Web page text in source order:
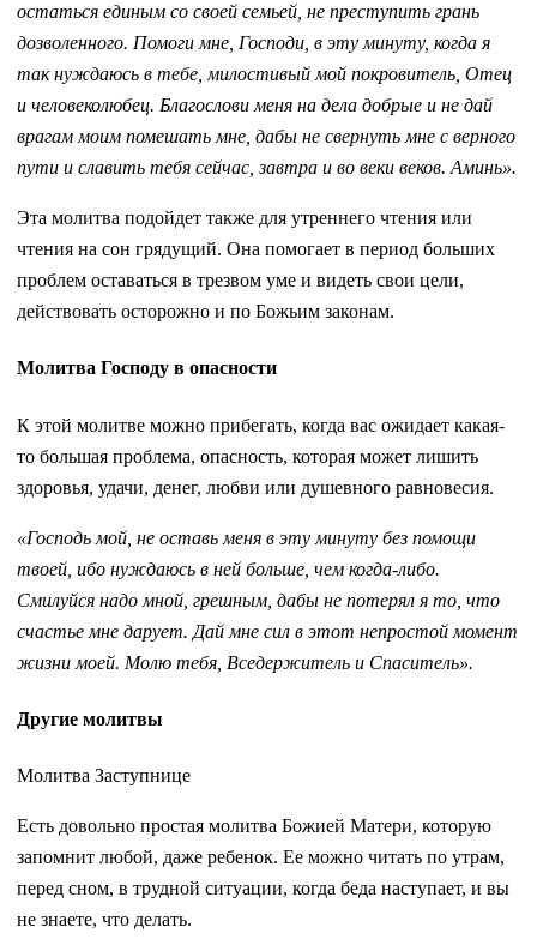
остаться единым со своей семьей, не преступить грань
дозволенного. Помоги мне, Господи, в эту минуту, когда я
так нуждаюсь в тебе, милостивый мой покровитель, Отец
и человеколюбец. Благослови меня на дела добрые и не дай
врагам моим помешать мне, дабы не свернуть мне с верного
пути и славить тебя сейчас, завтра и во веки веков. Аминь».
Эта молитва подойдет также для утреннего чтения или
чтения на сон грядущий. Она помогает в период больших
проблем оставаться в трезвом уме и видеть свои цели,
действовать осторожно и по Божьим законам.
Молитва Господу в опасности
К этой молитве можно прибегать, когда вас ожидает какая-
то большая проблема, опасность, которая может лишить
здоровья, удачи, денег, любви или душевного равновесия.
«Господь мой, не оставь меня в эту минуту без помощи
твоей, ибо нуждаюсь в ней больше, чем когда-либо.
Смилуйся надо мной, грешным, дабы не потерял я то, что
счастье мне дарует. Дай мне сил в этот непростой момент
жизни моей. Молю тебя, Вседержитель и Спаситель».
Другие молитвы
Молитва Заступнице
Есть довольно простая молитва Божией Матери, которую
запомнит любой, даже ребенок. Ее можно читать по утрам,
перед сном, в трудной ситуации, когда беда наступает, и вы
не знаете, что делать.